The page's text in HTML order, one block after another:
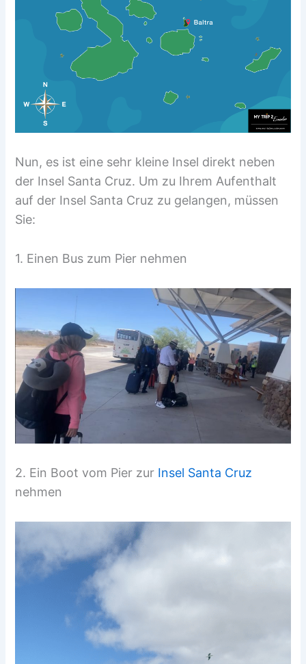
Nun, es ist eine sehr kleine Insel direkt neben
der Insel Santa Cruz. Um zu Ihrem Aufenthalt
auf der Insel Santa Cruz zu gelangen, müssen
Sie:
1. Einen Bus zum Pier nehmen
2. Ein Boot vom Pier zur Insel Santa Cruz
nehmen